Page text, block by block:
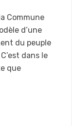
Commune
d’une
du peuple
dans le
que